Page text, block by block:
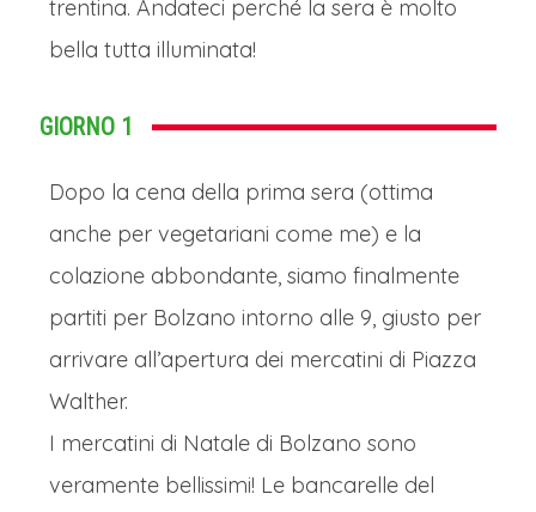
trentina. Andateci perché la sera è molto
bella tutta illuminata!
GIORNO 1
Dopo la cena della prima sera (ottima
anche per vegetariani come me) e la
colazione abbondante, siamo finalmente
partiti per Bolzano intorno alle 9, giusto per
arrivare all’apertura dei mercatini di Piazza
Walther.
I mercatini di Natale di Bolzano sono
veramente bellissimi! Le bancarelle del